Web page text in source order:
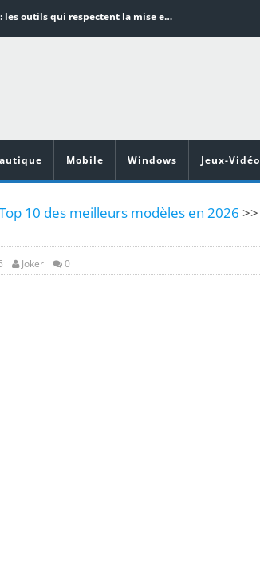
Word en PDF : les outils qui respectent la mise en page
Vidéoprojecteurs Asus : Top 6 des meilleurs modèles de la marque
Mobile Windows Jeux-Vidéo
10 des meilleurs modèles en 2026 >>
Joker 0